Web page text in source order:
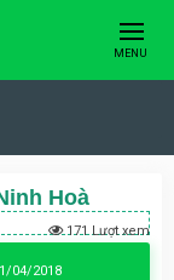
MENU
Hoà
171 Lượt xem
04/2018